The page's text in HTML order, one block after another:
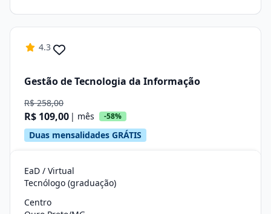
4.3
Gestão de Tecnologia da Informação
R$ 258,00
R$ 109,00 | mês -58%
Duas mensalidades GRÁTIS
EaD / Virtual
Tecnólogo (graduação)
Centro